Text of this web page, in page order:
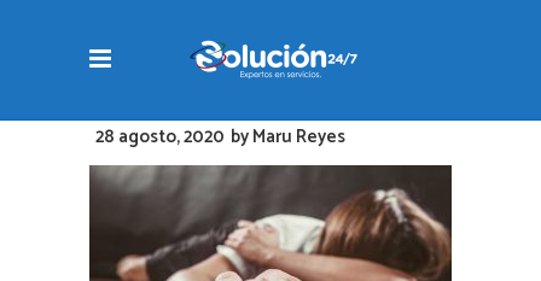
28 agosto, 2020 byMaru Reyes